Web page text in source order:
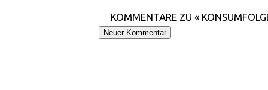
KOMMENTARE ZU «